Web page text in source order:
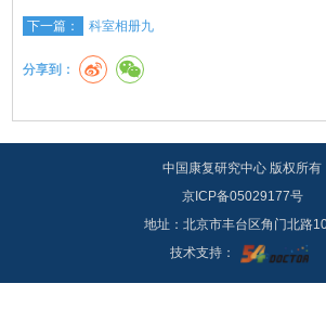
下一篇： 科室相册九
分享到：
中国康复研究中心 版权所有
京ICP备05029177号
地址：北京市丰台区角门北路
技术支持：